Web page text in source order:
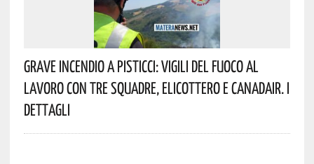
Grave Incendio A Pisticci: Vigili Del Fuoco Al
Lavoro Con Tre Squadre, Elicottero E Canadair. I
Dettagli